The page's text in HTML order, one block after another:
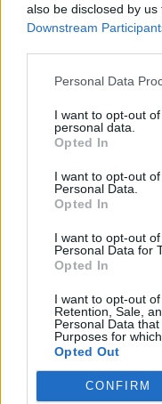
also be disclosed by
Downstream
Personal Data
I want to opt-out
personal data.
Opted In
I want to opt-out
Personal Data.
Opted In
I want to opt-out
Personal Data for
Opted In
I want to opt-out
Retention, Sale,
Personal Data
Purposes for
Opted Out
CONFIRM